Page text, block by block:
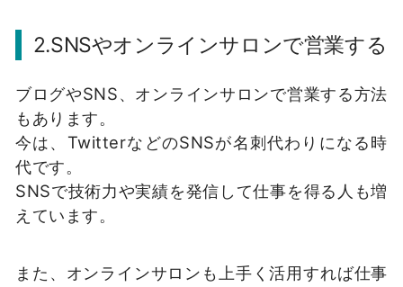
2.SNSやオンラインサロンで営業する
ブログやSNS、オンラインサロンで営業する方法
もあります。
今は、TwitterなどのSNSが名刺代わりになる時
代です。
SNSで技術力や実績を発信して仕事を得る人も増
えています。
また、オンラインサロンも上手く活用すれば仕事